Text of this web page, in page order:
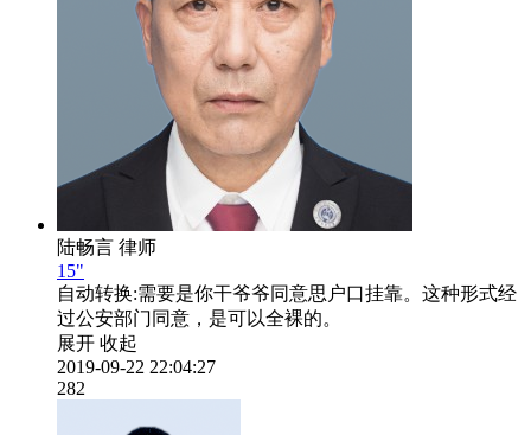
陆畅言 律师
15"
自动转换:需要是你干爷爷同意思户口挂靠。这种形式经
过公安部门同意，是可以全裸的。
展开 收起
2019-09-22 22:04:27
282